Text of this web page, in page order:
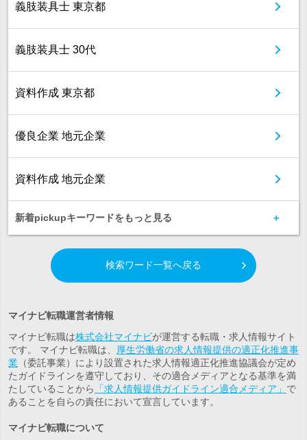
義肢装具士 東京都
義肢装具士 30代
資料作成 東京都
優良企業 地元企業
資料作成 地元企業
新着pickupキーワードをもっと見る
検索ワード一覧へ戻る
マイナビ転職運営者情報
マイナビ転職は株式会社マイナビが運営する転職・求人情報サイト
です。 マイナビ転職は、
厚生労働省の求人情報提供の適正化推進事
業 （委託事業）により設置された求人情報適正化推進協議会が定め
たガイドラインを遵守しており、その適合メディアとなる基準を満
たしていることから
「求人情報提供ガイドライン適合メディア」 で
あることを自らの責任において宣言しています。
マイナビ転職について